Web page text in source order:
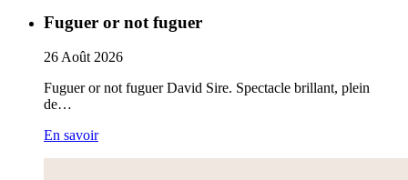
Fuguer or not fuguer
26Août 2026
Fuguer or not fuguer David Sire. Spectacle brillant, plein
de…
En savoir